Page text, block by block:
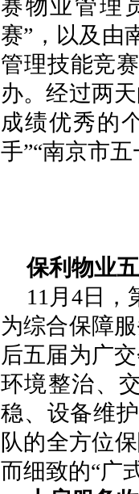
赛物业管理
赛”，以及由
管理技能竞
办。经过两
成绩优秀的
手”“南京市
保利物业
11月4日，
为综合保障
后五届为广
环境整治、
稳、设备维
队的全方位
而细致的“广